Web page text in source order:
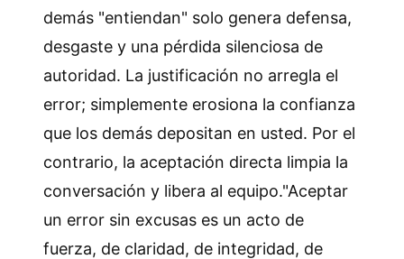
demás "entiendan" solo genera defensa,
desgaste y una pérdida silenciosa de
autoridad. La justificación no arregla el
error; simplemente erosiona la confianza
que los demás depositan en usted. Por el
contrario, la aceptación directa limpia la
conversación y libera al equipo."Aceptar
un error sin excusas es un acto de
fuerza, de claridad, de integridad, de